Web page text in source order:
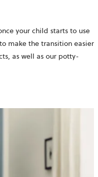
your child starts to use
make the transition easier
as well as our potty-